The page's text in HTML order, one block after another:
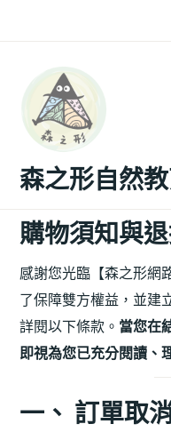
森之形自然
購物須知與
感謝您光臨【森之形網
了保障雙方權益，並建
詳閱以下條款。 當您在
即視為您已充分閱讀、
一、 訂單取